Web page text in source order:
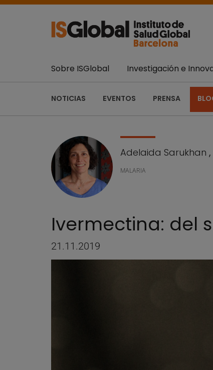
Sobre ISGlobal Investigación e
NOTICIAS EVENTOS PRENSA
Adelaida Sarukhan ,
MALARIA
Ivermectina: del
21.11.2019